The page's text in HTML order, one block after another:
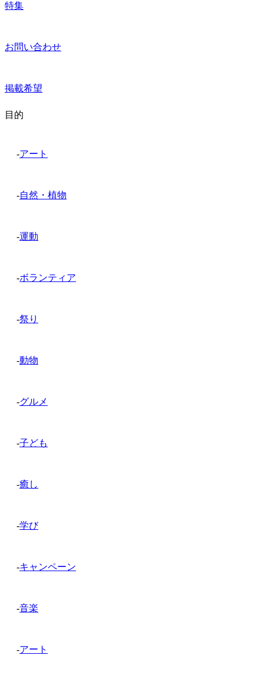
特集
お問い合わせ
掲載希望
目的
-アート
-自然・植物
-運動
-ボランティア
-祭り
-動物
-グルメ
-子ども
-癒し
-学び
-キャンペーン
-音楽
-アート